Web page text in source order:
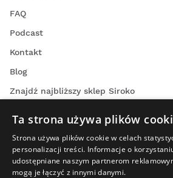
FAQ
Podcast
Kontakt
Blog
Znajdź najbliższy sklep Siroko
Filmy o kolarstwie
Ta strona używa plików
Strona używa plików cookie w celach
personalizacji treści. Informacje o
udostępniane naszym partnerom
mogą je łączyć z innymi danymi.